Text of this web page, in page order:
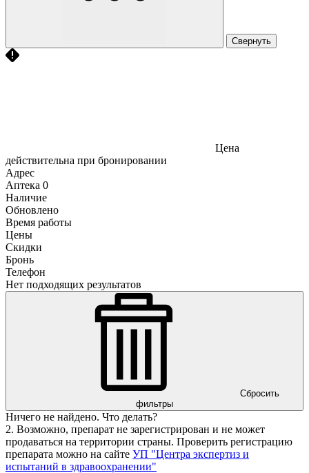
Свернуть
Цена
действительна при бронировании
Адрес
Аптека 0
Наличие
Обновлено
Время работы
Цены
Скидки
Бронь
Телефон
Нет подходящих результатов
Сбросить
фильтры
Ничего не найдено. Что делать?
2. Возможно, препарат не зарегистрирован и не может
продаваться на территории страны. Проверить регистрацию
препарата можно на сайте УП "Центра экспертиз и
испытаний в здравоохранении"